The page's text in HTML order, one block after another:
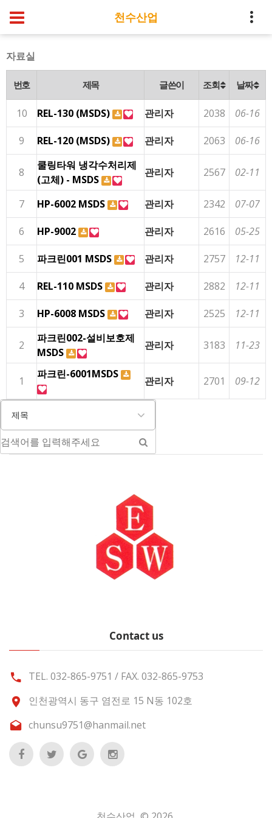
천수산업
자료실
번호 제목 글쓴이 조회 날짜
10 REL-130 (MSDS) 관리자 2038 06-16
9 REL-120 (MSDS) 관리자 2063 06-16
8
쿨링타워 냉각수처리제
(고체) - MSDS
관리자 2567 02-11
7 HP-6002 MSDS 관리자 2342 07-07
6 HP-9002 관리자 2616 05-25
5 파크린001 MSDS 관리자 2757 12-11
4 REL-110 MSDS 관리자 2882 12-11
3 HP-6008 MSDS 관리자 2525 12-11
2
파크린002-설비보호제
MSDS
관리자 3183 11-23
1
파크린-6001MSDS
관리자 2701 09-12
제목
Contact us
TEL. 032-865-9751 / FAX. 032-865-9753
인천광역시 동구 염전로 15 N동 102호
chunsu9751@hanmail.net